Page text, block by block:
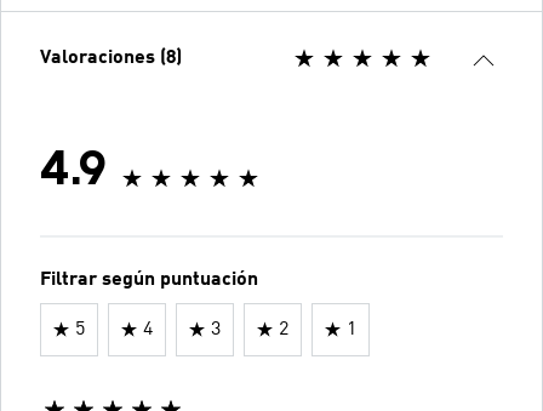
Valoraciones (8)
4.9
Filtrar según puntuación
5 4 3 2 1